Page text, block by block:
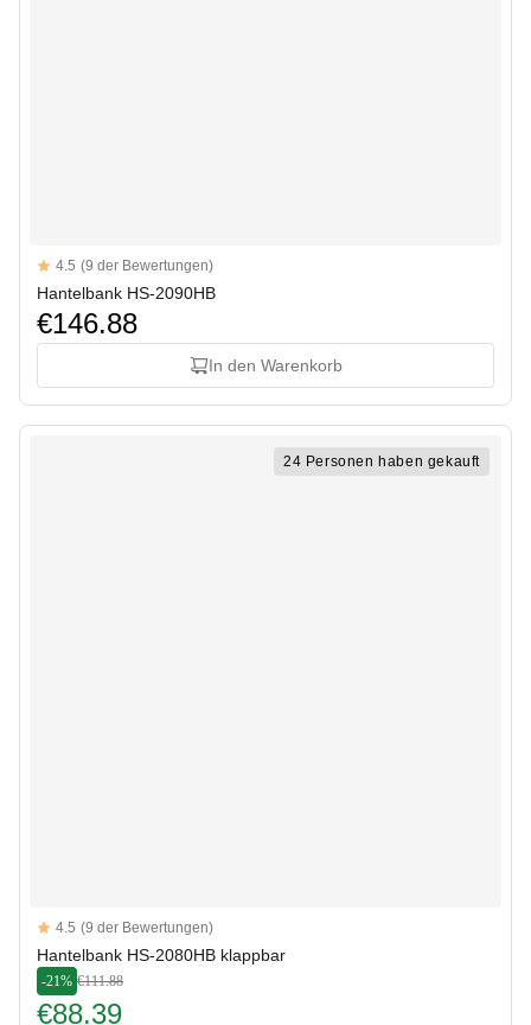
Reviews
4.5 out of 5 stars
4.5 (9 der Bewertungen)
Hantelbank HS-2090HB
€146.88
In den Warenkorb
24 Personen haben gekauft
Reviews
4.5 out of 5 stars
4.5 (9 der Bewertungen)
Hantelbank HS-2080HB klappbar
-21% €111.88
€88.39